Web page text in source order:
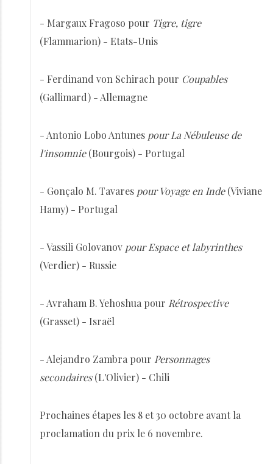
- Margaux Fragoso pour Tigre, tigre
(Flammarion) - Etats-Unis
- Ferdinand von Schirach pour Coupables
(Gallimard) - Allemagne
- Antonio Lobo Antunes pour La Nébuleuse de
l'insomnie(Bourgois) - Portugal
- Gonçalo M. Tavares pour Voyage en Inde(Viviane
Hamy) - Portugal
- Vassili Golovanov pour Espace et labyrinthes
(Verdier) - Russie
- Avraham B. Yehoshua pour Rétrospective
(Grasset) - Israël
- Alejandro Zambra pour Personnages
secondaires(L'Olivier) - Chili
Prochaines étapes les 8 et 30 octobre avant la
proclamation du prix le 6 novembre.